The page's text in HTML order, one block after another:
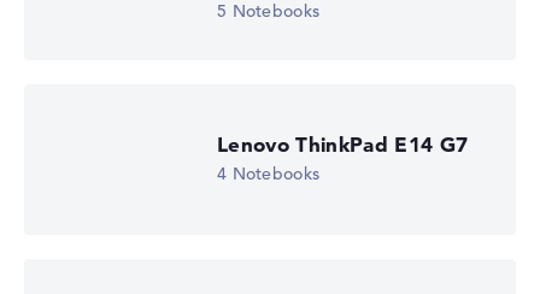
5 Notebooks
Lenovo ThinkPad E14 G7
4 Notebooks